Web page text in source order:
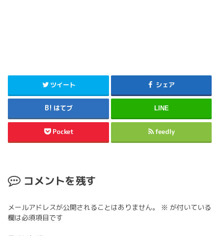
ツイート シェア
はてブ LINE
Pocket feedly
コメントを残す
メールアドレスが公開されることはありません。 ※ が付いている
欄は必須項目です